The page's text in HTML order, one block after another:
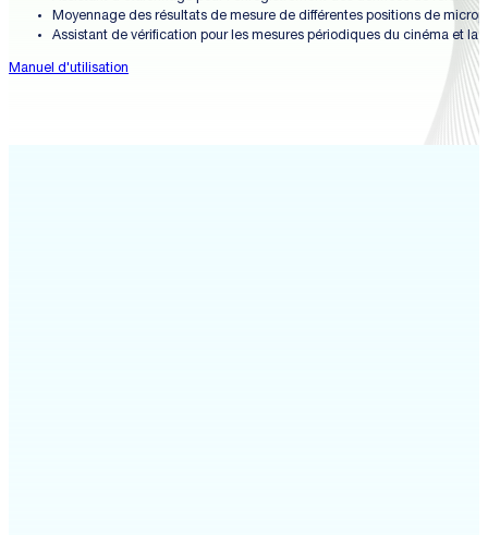
Moyennage des résultats de mesure de différentes positions de
Assistant de vérification pour les mesures périodiques du cinéma et la
Manuel d'utilisation